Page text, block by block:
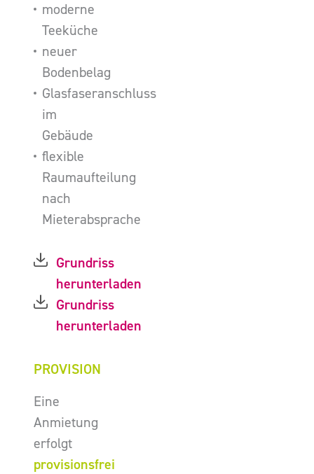
moderne
Teeküche
neuer
Bodenbelag
Glasfaseranschluss
im
Gebäude
flexible
Raumaufteilung
nach
Mieterabsprache
Grundriss
herunterladen
Grundriss
herunterladen
PROVISION
Eine
Anmietung
erfolgt
provisionsfrei